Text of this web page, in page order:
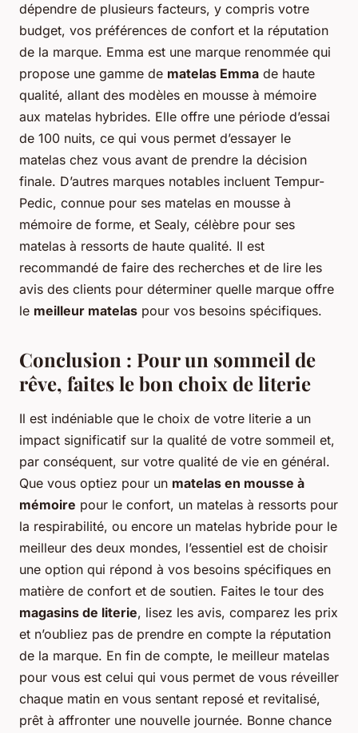
dépendre de plusieurs facteurs, y compris votre
budget, vos préférences de confort et la réputation
de la marque. Emma est une marque renommée qui
propose une gamme de matelas Emma de haute
qualité, allant des modèles en mousse à mémoire
aux matelas hybrides. Elle offre une période d’essai
de 100 nuits, ce qui vous permet d’essayer le
matelas chez vous avant de prendre la décision
finale. D’autres marques notables incluent Tempur-
Pedic, connue pour ses matelas en mousse à
mémoire de forme, et Sealy, célèbre pour ses
matelas à ressorts de haute qualité. Il est
recommandé de faire des recherches et de lire les
avis des clients pour déterminer quelle marque offre
le meilleur matelas pour vos besoins spécifiques.
Conclusion : Pour un sommeil de
rêve, faites le bon choix de literie
Il est indéniable que le choix de votre literie a un
impact significatif sur la qualité de votre sommeil et,
par conséquent, sur votre qualité de vie en général.
Que vous optiez pour un matelas en mousse à
mémoire pour le confort, un matelas à ressorts pour
la respirabilité, ou encore un matelas hybride pour le
meilleur des deux mondes, l’essentiel est de choisir
une option qui répond à vos besoins spécifiques en
matière de confort et de soutien. Faites le tour des
magasins de literie, lisez les avis, comparez les prix
et n’oubliez pas de prendre en compte la réputation
de la marque. En fin de compte, le meilleur matelas
pour vous est celui qui vous permet de vous réveiller
chaque matin en vous sentant reposé et revitalisé,
prêt à affronter une nouvelle journée. Bonne chance